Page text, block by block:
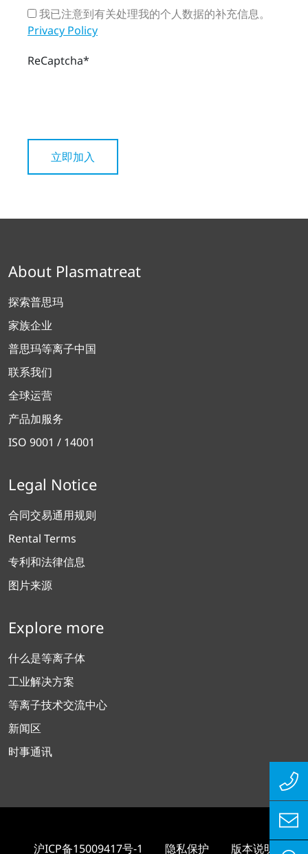
我已注意到有关处理我的个人数据的补充信息。
Privacy Policy
ReCaptcha*
About Plasmatreat
探索普思玛
家族企业
普思玛等离子中国
联系我们
全球运营
产品加服务
ISO 9001 / 14001
Legal Notice
合同交易通用规则
Rental Terms
专利和法律信息
图片来源
Explore more
什么是等离子体
工业解决方案
等离子技术交流中心
新闻区
时事通讯
沪ICP备15009417号-1 隐私保护 版本说明